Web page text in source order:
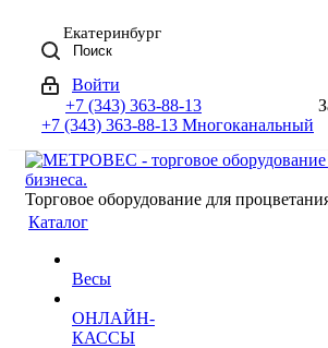
Екатеринбург
Поиск
Войти
+7 (343) 363-88-13
+7 (343) 363-88-13 Многоканальный
Торговое оборудование для
Каталог
Весы
ОНЛАЙН-
КАССЫ